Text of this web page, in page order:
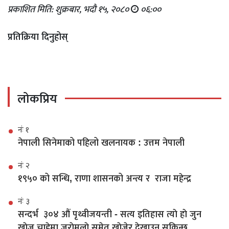
प्रकाशित मिति: शुक्रबार, भदौ १५, २०८० ०६:००
प्रतिक्रिया दिनुहोस्
लोकप्रिय
नंः १
नेपाली सिनेमाको पहिलो खलनायक : उत्तम नेपाली
नंः २
१९५० को सन्धि, राणा शासनको अन्त्य र राजा महेन्द्र
नंः ३
सन्दर्भ ३०४ औं पृथ्वीजयन्ती - सत्य इतिहास त्याे हाे जुन